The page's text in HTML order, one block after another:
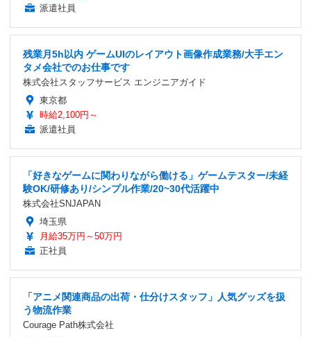
派遣社員
残業月5h以内 ゲームUIのレイアウト画像作成業務/大手エン
タメ会社でのお仕事です
株式会社スタッフサービス エンジニアガイド
東京都
時給2,100円～
派遣社員
「好きなゲームに関わりながら働ける」ゲームテスター/未経
験OK/研修あり/シンプル作業/20~30代活躍中
株式会社SNJAPAN
埼玉県
月給35万円～50万円
正社員
「アニメ関連商品の出荷・仕分けスタッフ」人気グッズを扱
う物流作業
Courage Path株式会社